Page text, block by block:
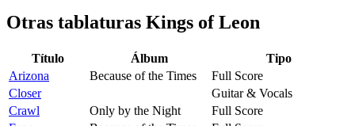
Otras tablaturas Kings of Leon
Título Álbum
Tipo
Arizona
Because of the Times
Full Score
Closer
Guitar & Vocals
Crawl
Only by the Night
Full Score